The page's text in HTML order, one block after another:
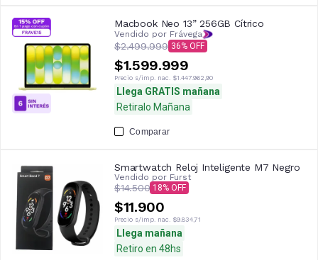
Macbook Neo 13” 256GB Cítrico
Vendido por Frávega
$2.499.999 36
$1.599.999
Precio s/imp. nac. $1.447.962,90
Llega GRATIS mañana
Retiralo Mañana
Comparar
Smartwatch Reloj Inteligente M7 Negro
Vendido por Furst
$14.500 18
$11.900
Precio s/imp. nac. $9.834,71
Llega mañana
Retiro en 48hs